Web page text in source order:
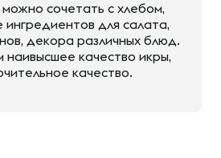
сочетать с хлебом,
ингредиентов для салата,
декора различных блюд.
качество икры,
качество.